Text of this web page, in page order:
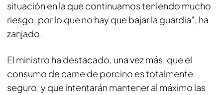
situación en la que continuamos teniendo mucho
riesgo, por lo que no hay que bajar la guardia", ha
zanjado.
El ministro ha destacado, una vez más, que el
consumo de carne de porcino es totalmente
seguro, y que intentarán mantener al máximo las